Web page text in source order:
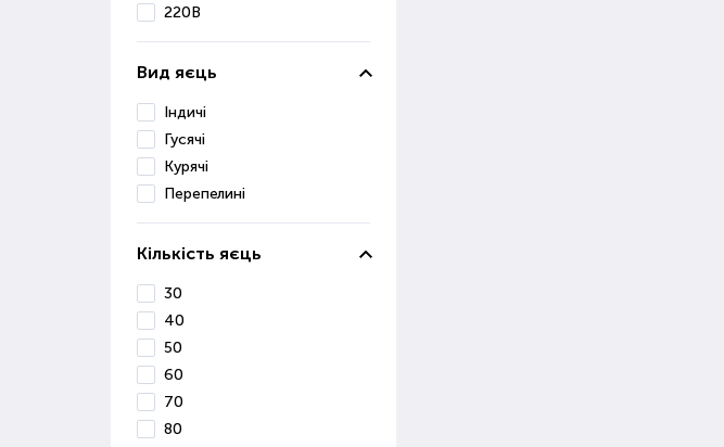
220В
Вид яєць
Індичі
Гусячі
Курячі
Перепелині
Кількість яєць
30
40
50
60
70
80